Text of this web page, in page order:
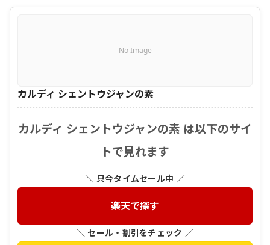
No Image
カルディ シェントウジャンの素
カルディ シェントウジャンの素 は以下のサイ
トで見れます
＼ 只今タイムセール中 ／
楽天で探す
＼ セール・割引をチェック ／